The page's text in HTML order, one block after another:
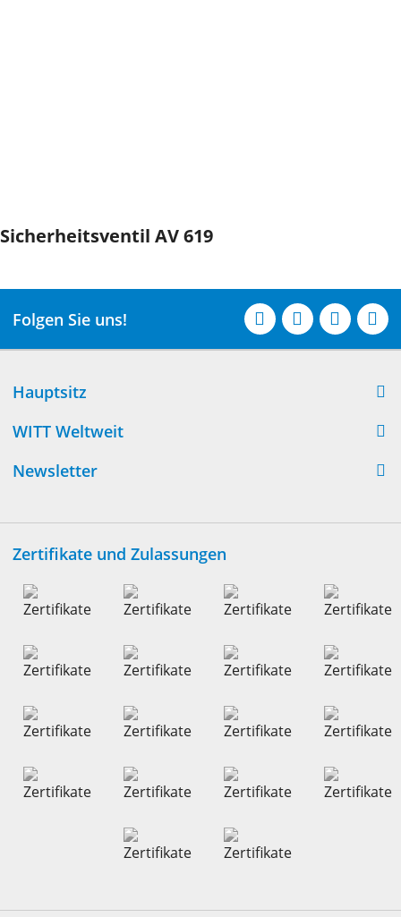
Sicherheitsventil AV 619
Folgen Sie uns!
Hauptsitz
WITT Weltweit
Newsletter
Zertifikate und Zulassungen